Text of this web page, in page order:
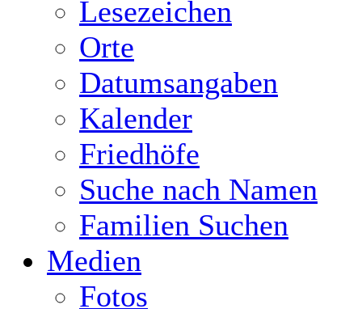
Lesezeichen
Orte
Datumsangaben
Kalender
Friedhöfe
Suche nach Namen
Familien Suchen
Medien
Fotos